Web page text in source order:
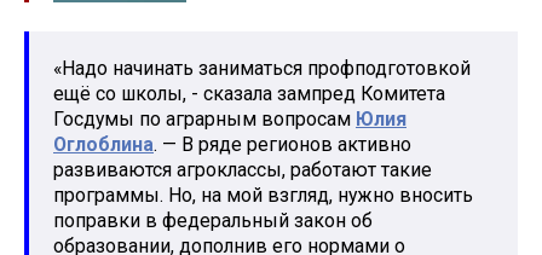
«Надо начинать заниматься профподготовкой
ещё со школы, - сказала зампред Комитета
Госдумы по аграрным вопросам Юлия
Оглоблина. — В ряде регионов активно
развиваются агроклассы, работают такие
программы. Но, на мой взгляд, нужно вносить
поправки в федеральный закон об
образовании, дополнив его нормами о